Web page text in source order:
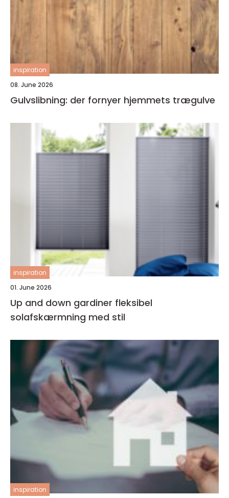
inspiration
08. June 2026
Gulvslibning: der fornyer hjemmets trægulve
inspiration
01. June 2026
Up and down gardiner fleksibel
solafskærmning med stil
inspiration